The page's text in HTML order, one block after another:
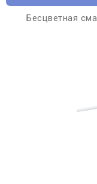
Бесцветная